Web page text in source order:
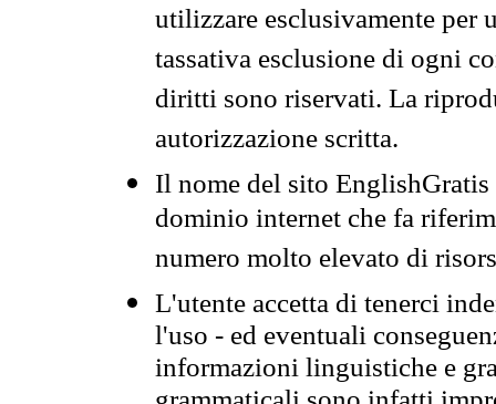
utilizzare esclusivamente per
tassativa esclusione di ogni
diritti sono riservati. La
autorizzazione scritta.
Il nome del sito
dominio internet che fa
numero molto elevato di
L'utente accetta di tenerci
l'uso - ed eventuali
informazioni linguistiche e